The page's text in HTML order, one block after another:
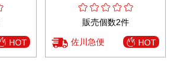
HOT
販売個数2件
佐川急便 HOT